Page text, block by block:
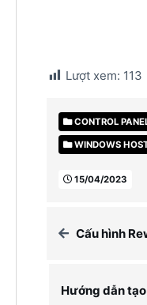
Lượt xem: 113
CONTROL
WINDOWS
15/04/2023
Cấu hình Rewrite